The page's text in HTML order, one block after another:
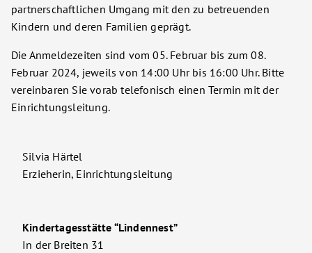
partnerschaftlichen Umgang mit den zu betreuenden
Kindern und deren Familien geprägt.
Die Anmeldezeiten sind vom 05. Februar bis zum 08.
Februar 2024, jeweils von 14:00 Uhr bis 16:00 Uhr. Bitte
vereinbaren Sie vorab telefonisch einen Termin mit der
Einrichtungsleitung.
Silvia Härtel
Erzieherin, Einrichtungsleitung
Kindertagesstätte “Lindennest”
In der Breiten 31